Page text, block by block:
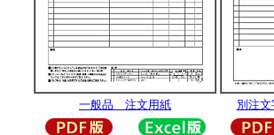
一般品 注文用紙 別注